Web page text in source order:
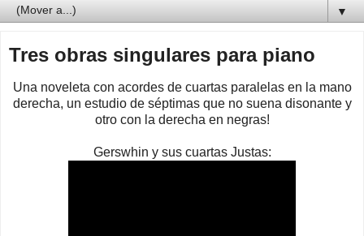
▼
Tres obras singulares para piano
Una noveleta con acordes de cuartas paralelas en la mano
derecha, un estudio de séptimas que no suena disonante y
otro con la derecha en negras!
Gerswhin y sus cuartas Justas: